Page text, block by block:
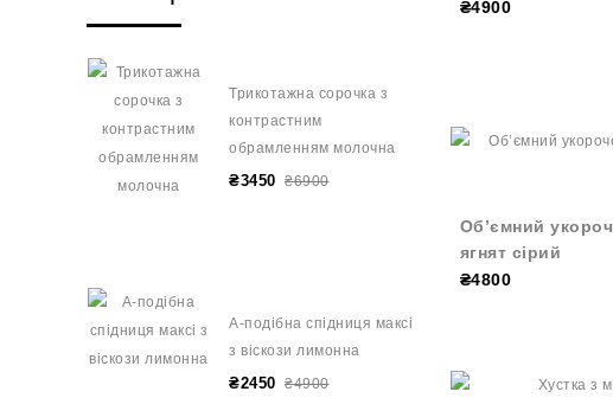
Трикотажна сорочка з
контрастним
обрамленням молочна
₴3450 ₴6900
А-подібна спідниця максі
з віскози лимонна
₴2450 ₴4900
₴4900
Об’ємний
ягнят сірий
₴4800